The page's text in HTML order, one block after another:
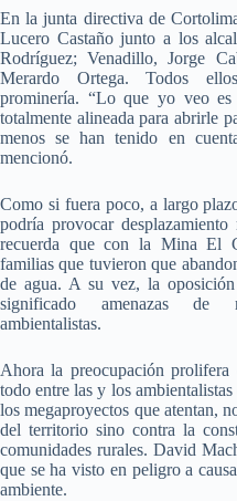
En la junta directiva de
Lucero Castaño junto a los
Rodríguez; Venadillo, Jorge
Merardo Ortega. Todos
prominería. “Lo que yo veo es
totalmente alineada para abrirle
menos se han tenido en
mencionó.
Como si fuera poco, a largo
podría provocar
recuerda que con la Mina El
familias que tuvieron que
de agua. A su vez, la
significado amenazas de
ambientalistas.
Ahora la preocupación
todo entre las y los
los megaproyectos que atentan,
del territorio sino contra la
comunidades rurales. David
que se ha visto en peligro a
ambiente.